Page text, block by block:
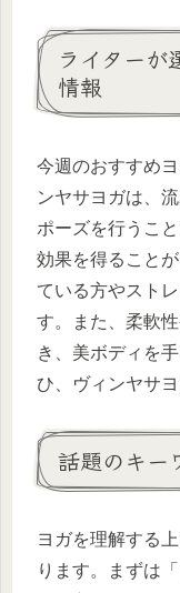
ライターが
情報
今週のおすすめ
ンヤサヨガは、
ポーズを行うこ
効果を得ること
ている方やスト
す。また、柔軟
き、美ボディを
ひ、ヴィンヤサ
話題のキー
ヨガを理解する
ります。まずは